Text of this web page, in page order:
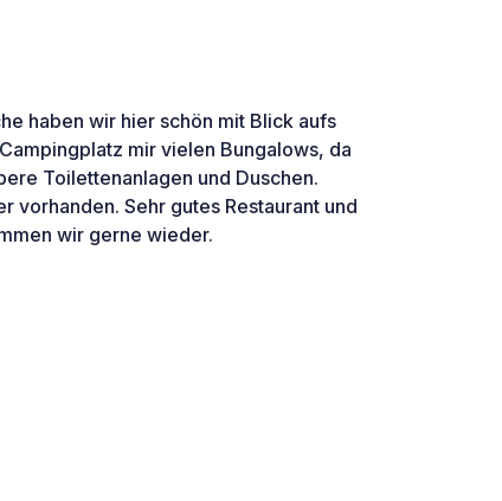
haben wir hier schön mit Blick aufs
mir vielen Bungalows, da
Toilettenanlagen und Duschen.
vorhanden. Sehr gutes Restaurant und
wir gerne wieder.